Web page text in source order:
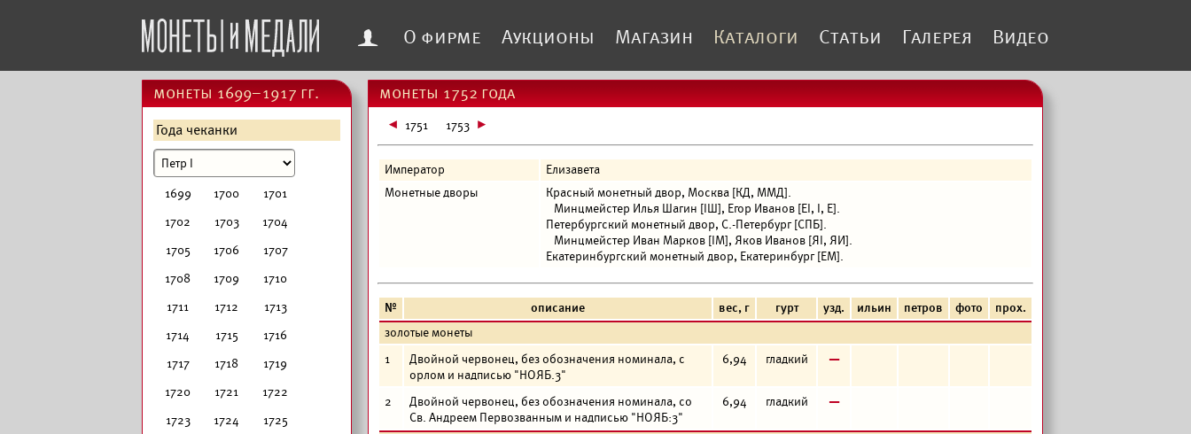
f О фирме Аукционы Магазин Каталоги Статьи Галерея Видео
монеты 1699–1917 гг.
Года чеканки
1699 1700
1701
1702
1703
1704
1705
1706
1707
1708
1709
1710
1711
1712
1713
1714
1715
1716
1717
1718
1719
1720
1721
1722
1723
1724 1725
монеты 1752 года
1751 1753
Император
Елизавета
Монетные дворы
Красный монетный двор, Москва [КД, ММД].
Минцмейстер Илья Шагин [IШ], Егор Иванов [ЕI, I, Е].
Петербургский монетный двор, С.-Петербург [СПБ].
Минцмейстер Иван Марков [IМ], Яков Иванов [ЯI, ЯИ].
Екатеринбургский монетный двор, Екатеринбург [ЕМ].
№ описание вес, г гурт узд. ильин петров фото
прох.
золотые монеты
1
Двойной червонец, без обозначения номинала, с
орлом и надписью "НОЯБ.3"
6,94 гладкий в
2
Двойной червонец, без обозначения номинала, со
Св. Андреем Первозванным и надписью "НОЯБ:3"
6,94 гладкий в